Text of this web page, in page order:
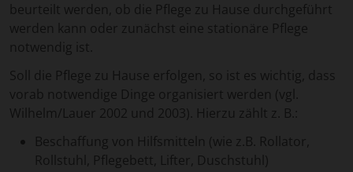
beurteilt werden, ob die Pflege zu Hause durchgeführt
werden kann oder zunächst eine stationäre Pflege
notwendig ist.
Soll die Pflege zu Hause erfolgen, so ist es wichtig, dass
vorab notwendige Dinge organisiert werden (vgl.
Wilhelm/Lauer 2002 und 2003). Hierzu zählt z. B.:
Beschaffung von Hilfsmitteln (wie z.B. Rollator,
Rollstuhl, Pflegebett, Lifter, Duschstuhl)